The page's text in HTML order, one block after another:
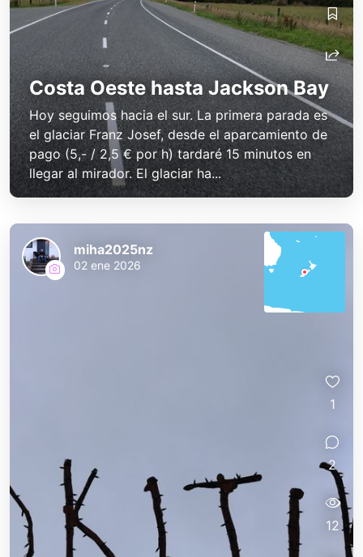
Costa Oeste hasta Jackson Bay
Hoy seguimos hacia el sur. La primera parada es
el glaciar Franz Josef, desde el aparcamiento de
pago (5,- / 2,5 € por h) tardaré 15 minutos en
llegar al mirador. El glaciar ha...
miha2025nz
02 ene 2026
1
2
12